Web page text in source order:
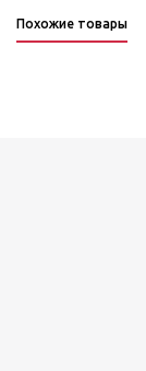
Похожие товары